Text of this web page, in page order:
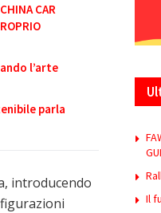
CAR
l’arte
parla
introducendo
Il